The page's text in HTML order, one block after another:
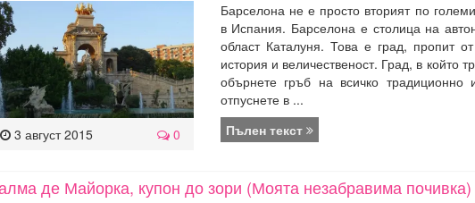
3 август 2015 0
Барселона не е просто вторият по
в Испания. Барселона е столица на
област Каталуня. Това е град, пропит
история и величественост. Град, в който
обърнете гръб на всичко
отпуснете в ...
Пълен текст
де Майорка, купон до зори (Моята незабравима почивка)